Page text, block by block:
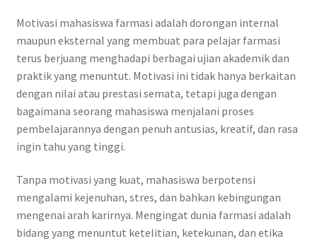
Motivasi mahasiswa farmasi adalah dorongan internal
maupun eksternal yang membuat para pelajar farmasi
terus berjuang menghadapi berbagai ujian akademik dan
praktik yang menuntut. Motivasi ini tidak hanya berkaitan
dengan nilai atau prestasi semata, tetapi juga dengan
bagaimana seorang mahasiswa menjalani proses
pembelajarannya dengan penuh antusias, kreatif, dan rasa
ingin tahu yang tinggi.
Tanpa motivasi yang kuat, mahasiswa berpotensi
mengalami kejenuhan, stres, dan bahkan kebingungan
mengenai arah karirnya. Mengingat dunia farmasi adalah
bidang yang menuntut ketelitian, ketekunan, dan etika